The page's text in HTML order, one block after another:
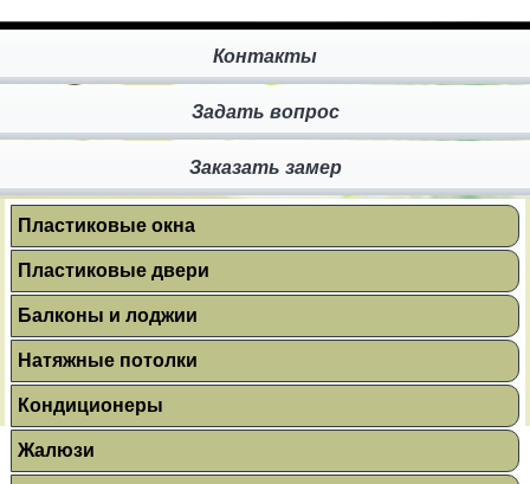
Контакты
Задать вопрос
Заказать замер
Пластиковые окна
Пластиковые двери
Балконы и лоджии
Натяжные потолки
Кондиционеры
Жалюзи